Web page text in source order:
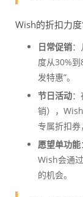
Wish的折扣力
日常促销：
度从30%
发特惠”。
节日活动：
销），
专属折扣券
愿望单功能
Wish会通
的机会。